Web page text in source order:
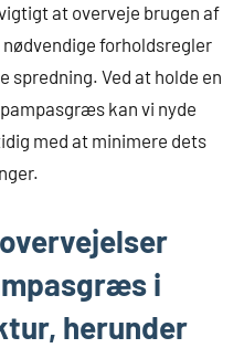
at overveje brugen af
forholdsregler
spredning. Ved at holde en
kan vi nyde
med at minimere dets
i
herunder